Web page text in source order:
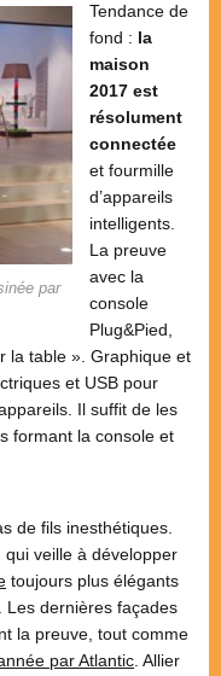
par
Tendance de
fond : la
maison
2017 est
résolument
connectée
et fourmille
d’appareils
intelligents.
La preuve
avec la
console
Plug&Pied,
la table ». Graphique et
et USB pour
Il suffit de les
formant la console et
de fils inesthétiques.
veille à développer
toujours plus élégants
Les dernières façades
la preuve, tout comme
par Atlantic. Allier